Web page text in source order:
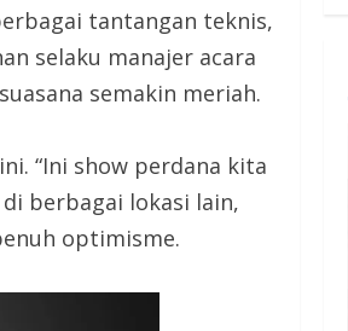
tantangan teknis,
selaku manajer acara
semakin meriah.
“Ini show perdana kita
berbagai lokasi lain,
optimisme.